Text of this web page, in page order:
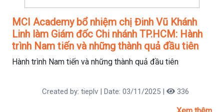
MCI Academy bổ nhiệm chị Đinh Vũ Khánh
Linh làm Giám đốc Chi nhánh TP.HCM: Hành
trình Nam tiến và những thành quả đầu tiên
Hành trình Nam tiến và những thành quả đầu tiên
Created by: tieplv | Date: 03/11/2025 | 336